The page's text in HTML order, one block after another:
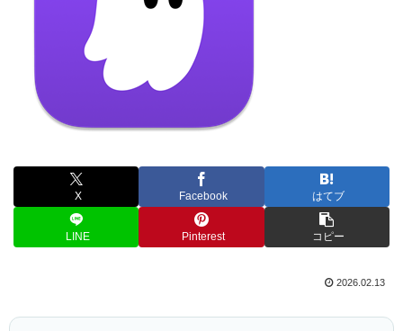
X Facebook はてブ
LINE Pinterest コピー
2026.02.13